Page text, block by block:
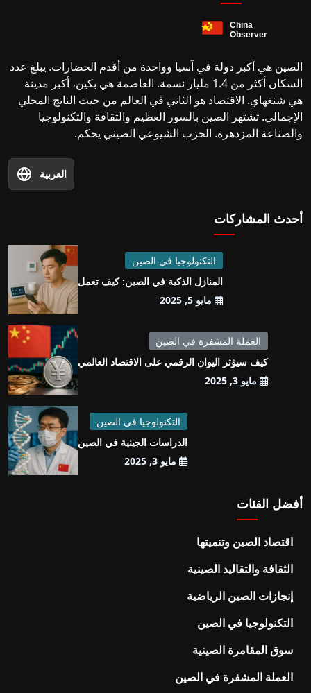
الصين هي أكبر دولة في آسيا وواحدة من أقدم الحضارات. يبلغ عدد
السكان أكثر من 1.4 مليار نسمة. العاصمة هي بكين، أكبر مدينة
هي شنغهاي. الاقتصاد هو الثاني في العالم من حيث الناتج المحلي
الإجمالي. تشتهر الصين بالسور العظيم والثقافة والتكنولوجيا
والصناعة المزدهرة. الحزب الشيوعي الصيني يحكم.
العربية
أحدث المشاركات
التكنولوجيا في الصين
المنازل الذكية في الصين: كيف تعمل
مايو 5, 2025
العملة المشفرة في الصين
كيف سيؤثر اليوان الرقمي على الاقتصاد العالمي
مايو 3, 2025
التكنولوجيا في الصين
الدراسات الجينية في الصين
مايو 3, 2025
أفضل الفئات
اقتصاد الصين وتنميتها
الثقافة والتقاليد الصينية
إنجازات الصين الرياضية
التكنولوجيا في الصين
سوق المقامرة الصينية
العملة المشفرة في الصين